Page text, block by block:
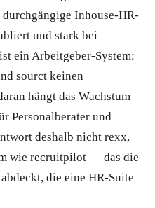
Inhouse-HR-
und stark bei
ein Arbeitgeber-System:
sourct keinen
hängt das Wachstum
Personalberater und
deshalb nicht rexx,
wie recruitpilot — das die
die eine HR-Suite